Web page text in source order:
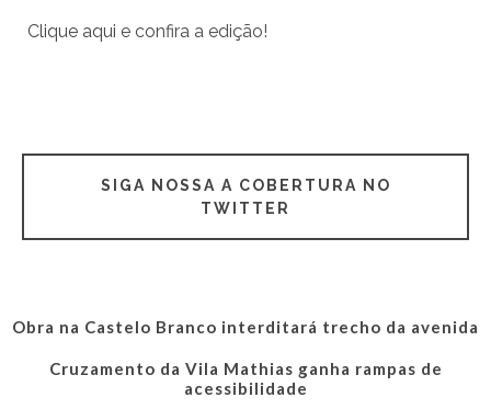
Clique aqui e confira a edição!
SIGA NOSSA A COBERTURA NO
TWITTER
Obra na Castelo Branco interditará trecho da avenida
Cruzamento da Vila Mathias ganha rampas de
acessibilidade